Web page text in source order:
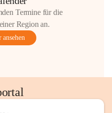
Termine für die
Region an.
ansehen